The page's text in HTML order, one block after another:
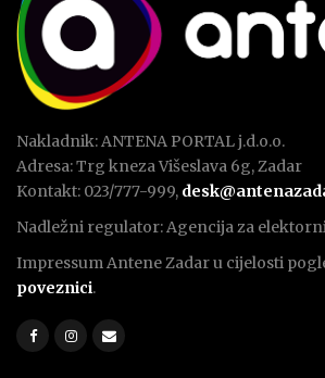
Nakladnik: ANTENA PORTAL j.d.o.o.
Adresa: Trg kneza Višeslava 6g, Zadar
Kontakt: 023/777-999,
Nadležni regulator: Agencija za
Impressum Antene Zadar u cijelosti
poveznici.